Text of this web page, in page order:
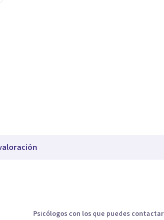
Psicólogos con los que puedes contactar